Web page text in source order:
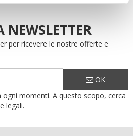
NEWSLETTER
per ricevere le nostre offerte e
OK
ogni momenti. A questo scopo, cerca
legali.